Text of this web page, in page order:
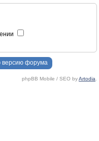
версию форума
phpBB Mobile / SEO byArtodia